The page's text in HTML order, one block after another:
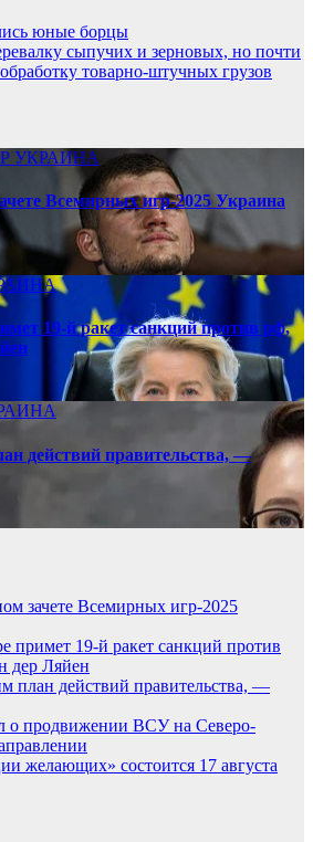
юные борцы
сыпучих и зерновых, но почти
товарно-штучных грузов
УКРАИНА
Всемирных игр-2025 Украина
19-й ракет санкций против рф,
действий правительства, —
зачете Всемирных игр-2025
примет 19-й ракет санкций против
дер Ляйен
план действий правительства, —
о продвижении ВСУ на Северо-
желающих» состоится 17 августа